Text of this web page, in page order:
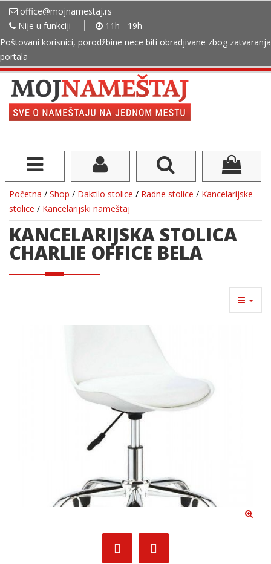
office@mojnamestaj.rs
Nije u funkciji
11h - 19h
Poštovani korisnici, porodžbine nece biti obradjivane zbog zatvaranja
portala
Početna / Shop / Daktilo stolice / Radne stolice / Kancelarijske
stolice / Kancelarijski nameštaj
KANCELARIJSKA STOLICA
CHARLIE OFFICE BELA